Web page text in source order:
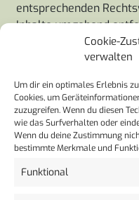
Cookie-
verwalten
Um dir ein optimales Erlebnis
Cookies, um
zuzugreifen. Wenn du diesen
wie das Surfverhalten oder
Wenn du deine Zustimmung
bestimmte Merkmale und
Funktional
entsprechenden
Inhalte umgehend
Haftung für Links
Dritter, auf deren
Deshalb können wir
keine Gewähr
verlinkten Seiten ist
Seiten wurden zum